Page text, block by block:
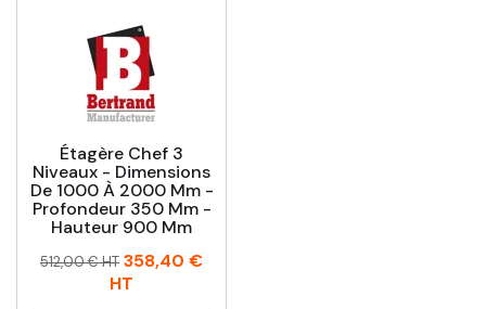
Étagère Chef 3
Niveaux - Dimensions
De 1000 À 2000 Mm -
Profondeur 350 Mm -
Hauteur 900 Mm
Prix
Prix
512,00 € HT 358,40 €
HT